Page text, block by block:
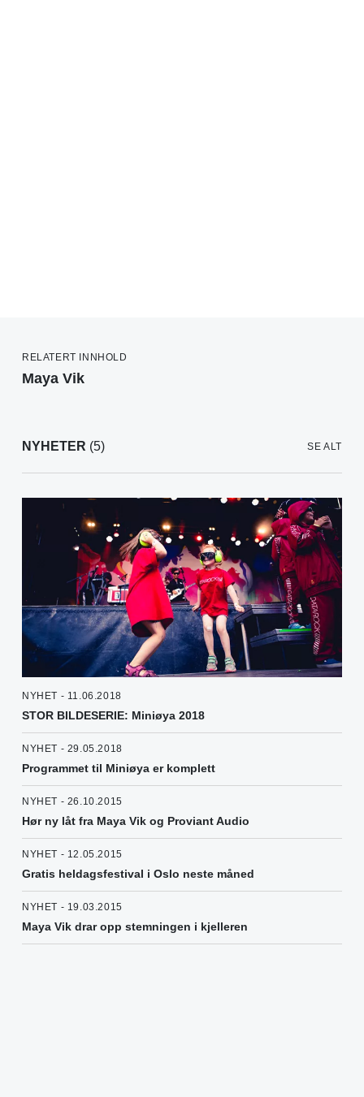
RELATERT INNHOLD
Maya Vik
NYHETER (5) SE ALT
NYHET - 11.06.2018
STOR BILDESERIE: Miniøya 2018
NYHET - 29.05.2018
Programmet til Miniøya er komplett
NYHET - 26.10.2015
Hør ny låt fra Maya Vik og Proviant Audio
NYHET - 12.05.2015
Gratis heldagsfestival i Oslo neste måned
NYHET - 19.03.2015
Maya Vik drar opp stemningen i kjelleren